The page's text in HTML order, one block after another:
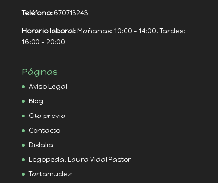
Teléfono:670713243
Horario laboral:Mañanas: 10:00 - 14:00, Tardes:
16:00 - 20:00
Páginas
Aviso Legal
Blog
Cita previa
Contacto
Dislalia
Logopeda, Laura Vidal Pastor
Tartamudez